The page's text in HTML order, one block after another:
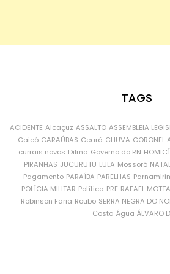
TAGS
ACIDENTE Alcaçuz ASSALTO ASSEMBLEIA
Caicó CARAÚBAS Ceará CHUVA CORONEL
currais novos Dilma Governo do RN
PIRANHAS JUCURUTU LULA Mossoró
Pagamento PARAÍBA PARELHAS
POLÍCIA MILITAR Política PRF RAFAEL MOTTA
Robinson Faria Roubo SERRA NEGRA DO
Costa Água ÁLVARO